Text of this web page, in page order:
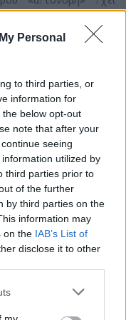
Personal
to third parties, or
information for
below opt-out
note that after your
seeing
utilized by
third parties prior to
of the further
by third parties on the
information may
on the IAB’s List of
disclose it to other
κυρίως γύρω ?
Μή Κυβερνητικ?ν ?
το? πρωτεύοντος
το? συλλογικο? καί
μόνο τό
τους ?λλά ?
τά ?πο?α ?
?ργανώσεις
καί συμβουλευτικ?ς
συνεργασίας μέ τή
πλαισίου στήριξης καί
καί στό συντονισμό
ε?δικευμένου ?
κατά τή